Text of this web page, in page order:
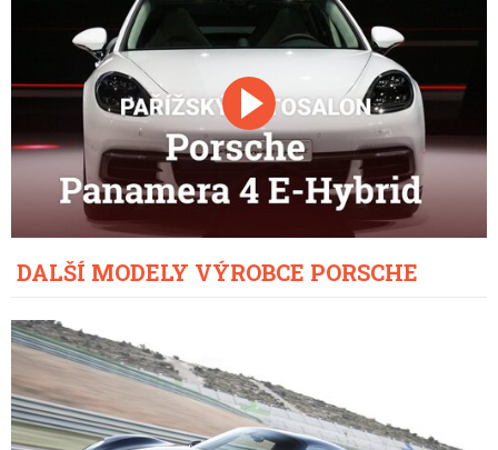
DALŠÍ MODELY VÝROBCE PORSCHE